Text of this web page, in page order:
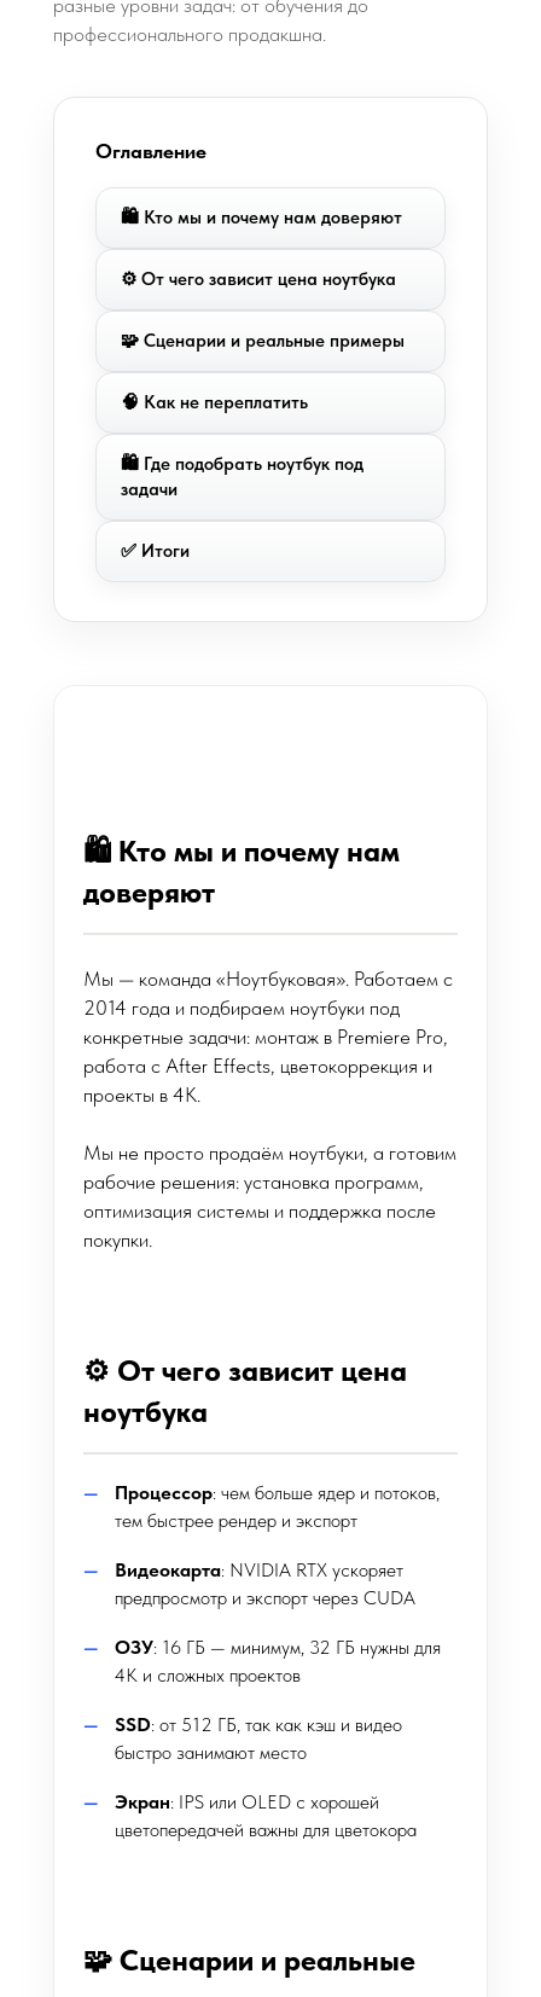
разные уровни задач: от обучения до
профессионального продакшна.
Оглавление
🛍 Кто мы и почему нам доверяют
⚙️ От чего зависит цена ноутбука
🧩 Сценарии и реальные примеры
🧠 Как не переплатить
🛍 Где подобрать ноутбук под
задачи
✅ Итоги
🛍 Кто мы и почему нам
доверяют
Мы — команда «Ноутбуковая». Работаем с
2014 года и подбираем ноутбуки под
конкретные задачи: монтаж в Premiere Pro,
работа с After Effects, цветокоррекция и
проекты в 4K.
Мы не просто продаём ноутбуки, а готовим
рабочие решения: установка программ,
оптимизация системы и поддержка после
покупки.
⚙️ От чего зависит цена
ноутбука
Процессор: чем больше ядер и потоков,
тем быстрее рендер и экспорт
Видеокарта: NVIDIA RTX ускоряет
предпросмотр и экспорт через CUDA
ОЗУ: 16 ГБ — минимум, 32 ГБ нужны для
4K и сложных проектов
SSD: от 512 ГБ, так как кэш и видео
быстро занимают место
Экран: IPS или OLED с хорошей
цветопередачей важны для цветокора
🧩 Сценарии и реальные